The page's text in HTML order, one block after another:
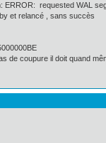
requested WAL
et relancé , sans succès
de coupure il doit quand